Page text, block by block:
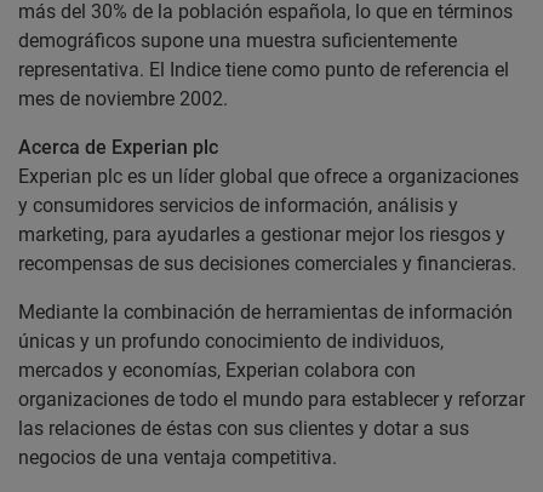
más del 30% de la población española, lo que en términos
demográficos supone una muestra suficientemente
representativa. El Indice tiene como punto de referencia el
mes de noviembre 2002.
Acerca de Experian plc
Experian plc es un líder global que ofrece a organizaciones
y consumidores servicios de información, análisis y
marketing, para ayudarles a gestionar mejor los riesgos y
recompensas de sus decisiones comerciales y financieras.
Mediante la combinación de herramientas de información
únicas y un profundo conocimiento de individuos,
mercados y economías, Experian colabora con
organizaciones de todo el mundo para establecer y reforzar
las relaciones de éstas con sus clientes y dotar a sus
negocios de una ventaja competitiva.